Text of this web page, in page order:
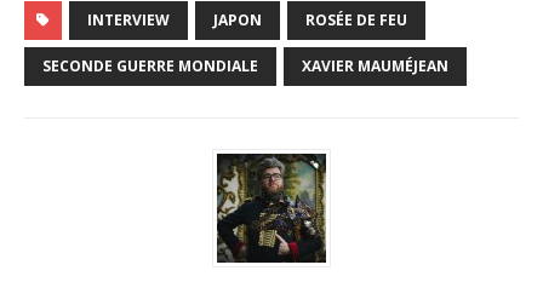
INTERVIEW JAPON ROSÉE DE FEU
SECONDE GUERRE MONDIALE XAVIER MAUMÉJEAN